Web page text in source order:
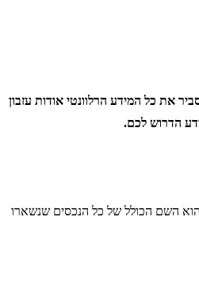
את כל המידע הרלוונטי אודות עזבון
הדרוש לכם.
הוא השם הכולל של כל הנכסים שנשארו